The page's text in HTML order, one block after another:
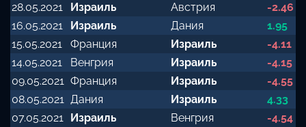
28.05.2021
Израиль Австрия
-2.46
16.05.2021
Израиль Дания
1.95
15.05.2021
Франция Израиль
-4.11
14.05.2021
Венгрия Израиль
-4.15
09.05.2021 Франция Израиль
-4.55
08.05.2021 Дания Израиль
4.33
07.05.2021
Израиль Венгрия
-4.54